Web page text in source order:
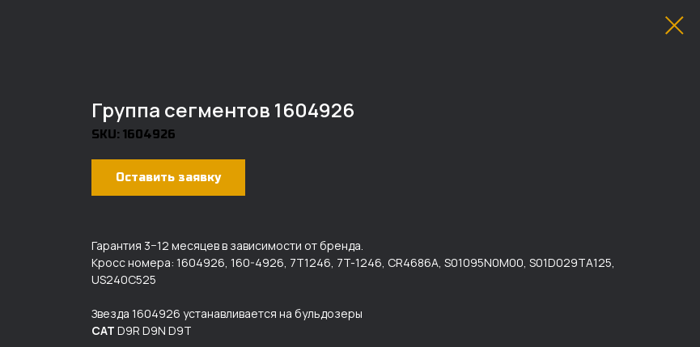
Группа сегментов 1604926
SKU: 1604926
Оставить заявку
Гарантия 3−12 месяцев в зависимости от бренда.
Кросс номера: 1604926, 160-4926, 7T1246, 7T-1246, CR4686A, S01095N0M00, S01D029TA125,
US240C525
Звезда 1604926 устанавливается на бульдозеры
CAT D9R D9N D9T